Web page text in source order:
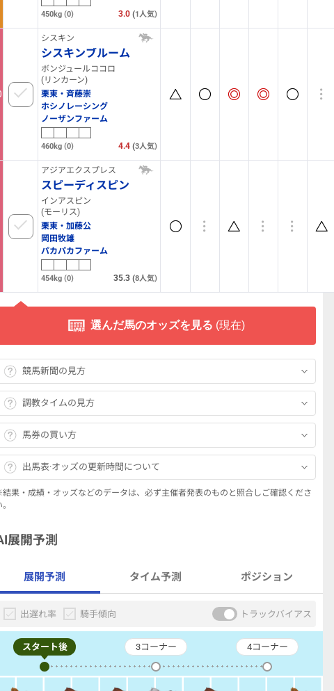
450kg (0) 3.0 (1人気)
シスキン
シスキンブルーム
ボンジュールココロ
(リンカーン)
栗東・斉藤崇
ホシノレーシング
ノーザンファーム
460kg (0) 4.4 (3人気)
アジアエクスプレス
スピーディスピン
インアスピン
(モーリス)
栗東・加藤公
岡田牧雄
パカパカファーム
454kg (0) 35.3 (8人気)
選んだ馬のオッズを見る (現在)
競馬新聞の見方
調教タイムの見方
馬券の買い方
出馬表·オッズの更新時間について
果・成績・オッズなどのデータは、必ず主催者発表のものと照合しご確認くださ
展開予測
展開予測 タイム予測 ポジション
出遅れ率 騎手傾向 トラックバイアス
スタート後 3コーナー 4コーナー